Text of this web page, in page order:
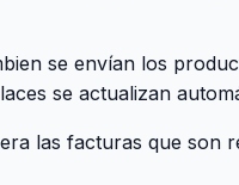
se envían los
se actualizan
las facturas que son